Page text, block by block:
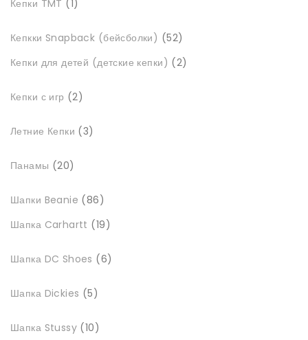
Кепки TMT 1товар
Кепкки Snapback (бейсболки) 52товари
Кепки для детей (детские кепки)
22
Кепки с игр
2товари
Летние Кепки 3товари
Панамы 20товарів
Шапки Beanie 86товарів
Шапка Carhartt
1919
Шапка DC Shoes
6товарів
Шапка Dickies 5товарів
Шапка Stussy 10товарів